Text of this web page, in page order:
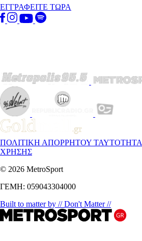
ΕΓΓΡΑΦΕΙΤΕ ΤΩΡΑ
ΠΟΛΙΤΙΚΗ ΑΠΟΡΡΗΤΟΥ ΤΑΥΤΟΤΗΤΑ
ΧΡΗΣΗΣ
© 2026 MetroSport
ΓΕΜΗ: 059043304000
Built to matter by // Don't Matter //